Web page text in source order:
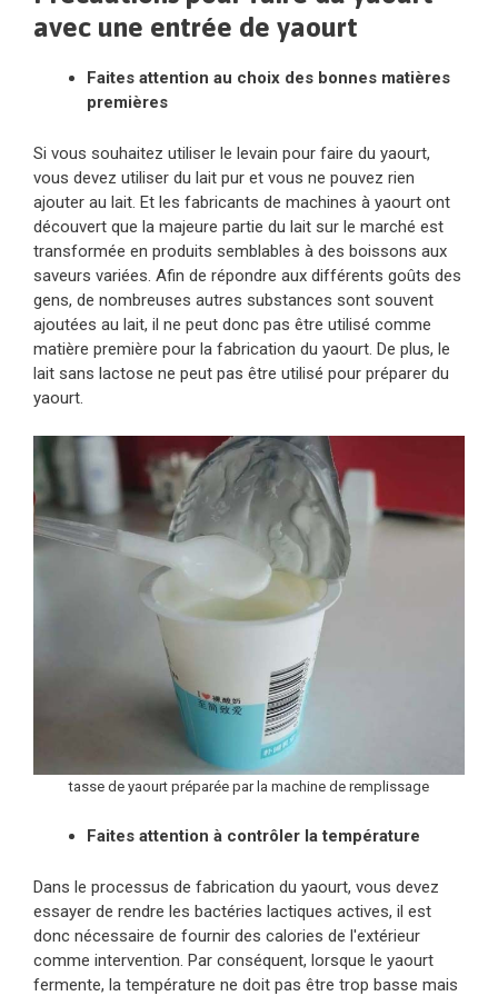
avec une entrée de yaourt
Faites attention au choix des bonnes matières
premières
Si vous souhaitez utiliser le levain pour faire du yaourt,
vous devez utiliser du lait pur et vous ne pouvez rien
ajouter au lait. Et les fabricants de machines à yaourt ont
découvert que la majeure partie du lait sur le marché est
transformée en produits semblables à des boissons aux
saveurs variées. Afin de répondre aux différents goûts des
gens, de nombreuses autres substances sont souvent
ajoutées au lait, il ne peut donc pas être utilisé comme
matière première pour la fabrication du yaourt. De plus, le
lait sans lactose ne peut pas être utilisé pour préparer du
yaourt.
tasse de yaourt préparée par la machine de remplissage
Faites attention à contrôler la température
Dans le processus de fabrication du yaourt, vous devez
essayer de rendre les bactéries lactiques actives, il est
donc nécessaire de fournir des calories de l'extérieur
comme intervention. Par conséquent, lorsque le yaourt
fermente, la température ne doit pas être trop basse mais